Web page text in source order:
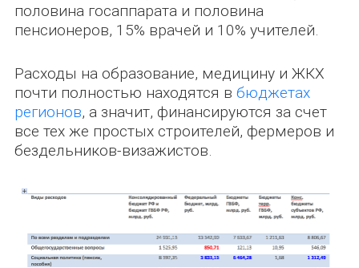
половина госаппарата и половина
пенсионеров, 15% врачей и 10% учителей.
Расходы на образование, медицину и ЖКХ
почти полностью находятся в бюджетах
регионов, а значит, финансируются за счет
все тех же простых строителей, фермеров и
бездельников-визажистов.